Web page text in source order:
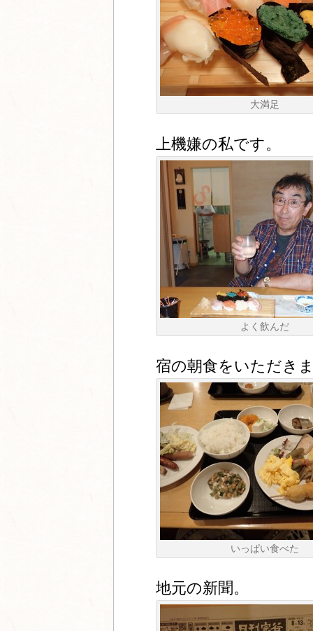
大満足
上機嫌の私です。
よく飲んだ
宿の朝食をいただき
いっぱい食べた
地元の新聞。